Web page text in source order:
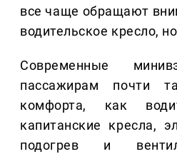
все чаще обращают
водительское кресло,
Современные
пассажирам почти
комфорта, как
капитанские кресла,
подогрев и